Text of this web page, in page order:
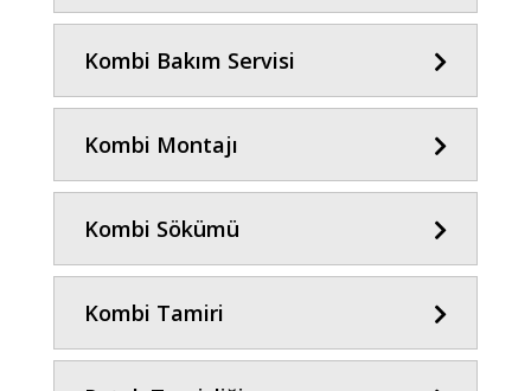
Kombi Bakım Servisi
Kombi Montajı
Kombi Sökümü
Kombi Tamiri